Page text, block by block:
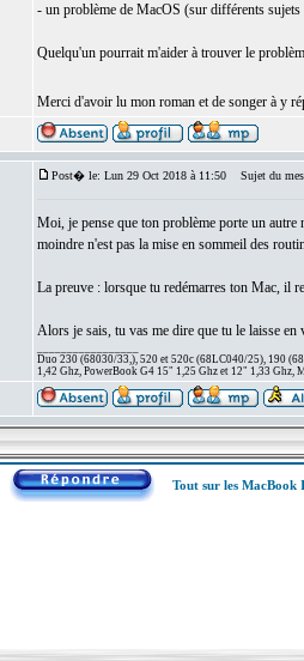
- un problème de MacOS (sur différents
Quelqu'un pourrait m'aider à trouver le
Merci d'avoir lu mon roman et de songer à y
Post� le: Lun 29 Oct 2018 à 11:50 Sujet du
Moi, je pense que ton problème porte un
moindre n'est pas la mise en sommeil des
La preuve : lorsque tu redémarres ton Mac, il
Alors je sais, tu vas me dire que tu le laisse en
Duo 230 (68030/33,), 520 et 520c (68LC040/25), 190
1,42 Ghz, PowerBook G4 15" 1,25 Ghz et 12" 1,33 Ghz,
Tout sur les MacBook